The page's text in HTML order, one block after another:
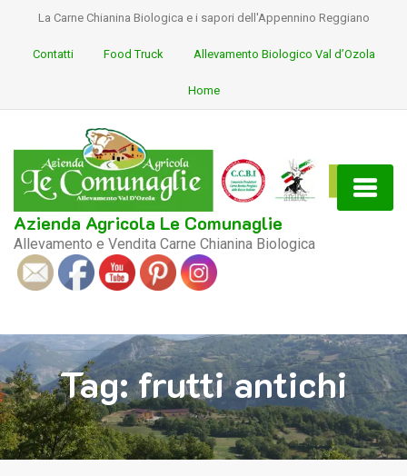
La Carne Chianina Biologica e i sapori dell'Appennino Reggiano
Contatti Food Truck Allevamento Biologico Val d’Ozola
Home
Azienda Agricola Le Comunaglie
Allevamento e Vendita Carne Chianina Biologica
Social
Tag:frutti antichi